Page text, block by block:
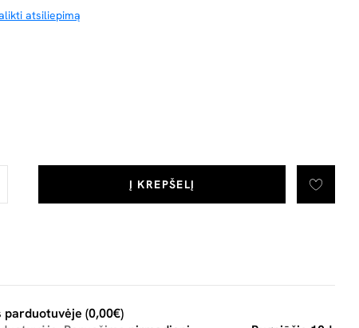
atsiliepimą
Į KREPŠELĮ
parduotuvėje (0,00€)